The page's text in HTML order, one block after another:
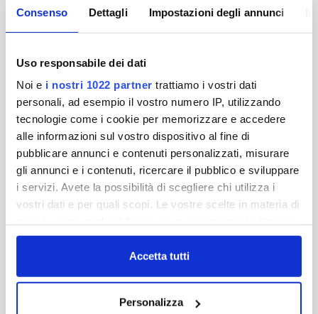
Consenso Dettagli Impostazioni degli annunci
Uso responsabile dei dati
Noi e i nostri 1022 partner trattiamo i vostri dati
personali, ad esempio il vostro numero IP, utilizzando
tecnologie come i cookie per memorizzare e accedere
alle informazioni sul vostro dispositivo al fine di
pubblicare annunci e contenuti personalizzati, misurare
gli annunci e i contenuti, ricercare il pubblico e sviluppare
i servizi. Avete la possibilità di scegliere chi utilizza i
vostri dati e per quali scopi. Le vostre scelte in materia di
in cui avete effettuato le vostre scelte. È possibile
modificare o revocare il proprio consenso in qualsiasi
momento dalla Dichiarazione sui cookie o facendo clic
Accetta tutti
Personalizza
pagati, la verifica delle motivazione che
servizi usufruiti sarà disponibile per tutte le
utenze
Publiacqua ha infatti concluso il lavoro di
verifica e revisione sulle tariffe applicate
all’utenza. Un lavoro iniziato in conseguenza
della Sentenza 335 della Corte
Costituzionale e che ha comportato una
completa verifica delle banche dati,
attraverso un controllo sul campo, la
georeferenziazione dei contatori e la
mappatura del sistema infrastrutturale.
I risultati scaturiti da questa prima fase di
lavoro, poi, sono stati verificati assieme agli
Una verifica accurata al termine della quale
è ora possibile contare su una fotografia